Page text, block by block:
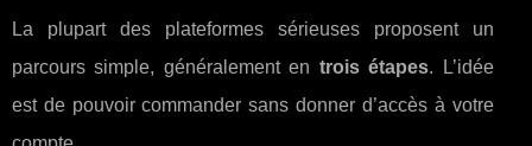
La plupart des plateformes sérieuses proposent un
parcours simple, généralement en trois étapes. L’idée
est de pouvoir commander sans donner d’accès à votre